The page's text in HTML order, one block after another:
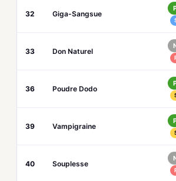
32 Giga-Sangsue
33 Don Naturel
36 Poudre Dodo
39 Vampigraine
40 Souplesse